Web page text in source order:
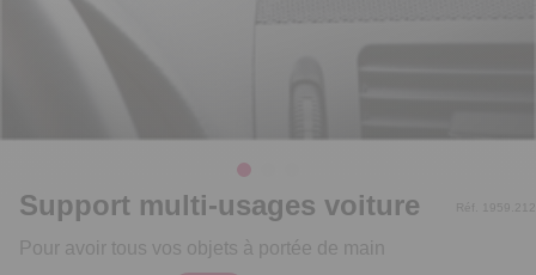
Support multi-usages voiture
Pour avoir tous vos objets à portée de main
Réf. 1959.212